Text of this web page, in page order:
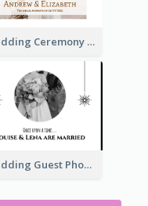
Wedding Ceremony Photo Book
Wedding Guest Photo Book